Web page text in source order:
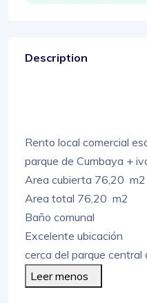
Description
Rento local comercial
parque de Cumbaya +
Area cubierta 76,20 m2
Area total 76,20 m2
Baño comunal
Excelente ubicación
cerca del parque central
Leer menos